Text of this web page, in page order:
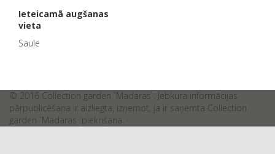
Ieteicamā augšanas
vieta
Saule
© 2016 Collection garden `Madaras`. Jebkura informācijas
pārpublicēšana ir aizliegta, izņemot, ja ir saņemta Collection
garden `Madaras `piekrišana.